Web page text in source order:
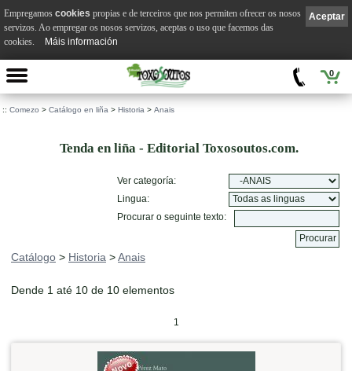
0
:: Comezo > Catálogo en liña > Historia > Anais
Tenda en liña - Editorial Toxosoutos.com.
Ver categoría:
Lingua:
Procurar o seguinte texto:
Catálogo > Historia >Anais
Dende 1 até 10 de 10 elementos
1
Aceptar
Empregamos cookies propias e de terceiros que nos permiten ofrecer os nosos
servizos. Ao empregar os nosos servizos, aceptas o uso que facemos das
cookies.
Máis información